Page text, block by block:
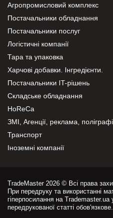
Агропромисловий комплекс
Постачальники обладнання
Постачальники послуг
Логістичні компанії
Тара та упаковка
Харчові добавки. Інгредієнти.
Постачальники IT-рішень
Складське обладнання
HoReCa
ЗМІ, Агенції, реклама,
Транспорт
Іноземні компанії
TradeMaster 2026 © Всі права
При передруку та використанні
гіперпосилання на Trademaster.ua
передрукованої статті обов'язкове.